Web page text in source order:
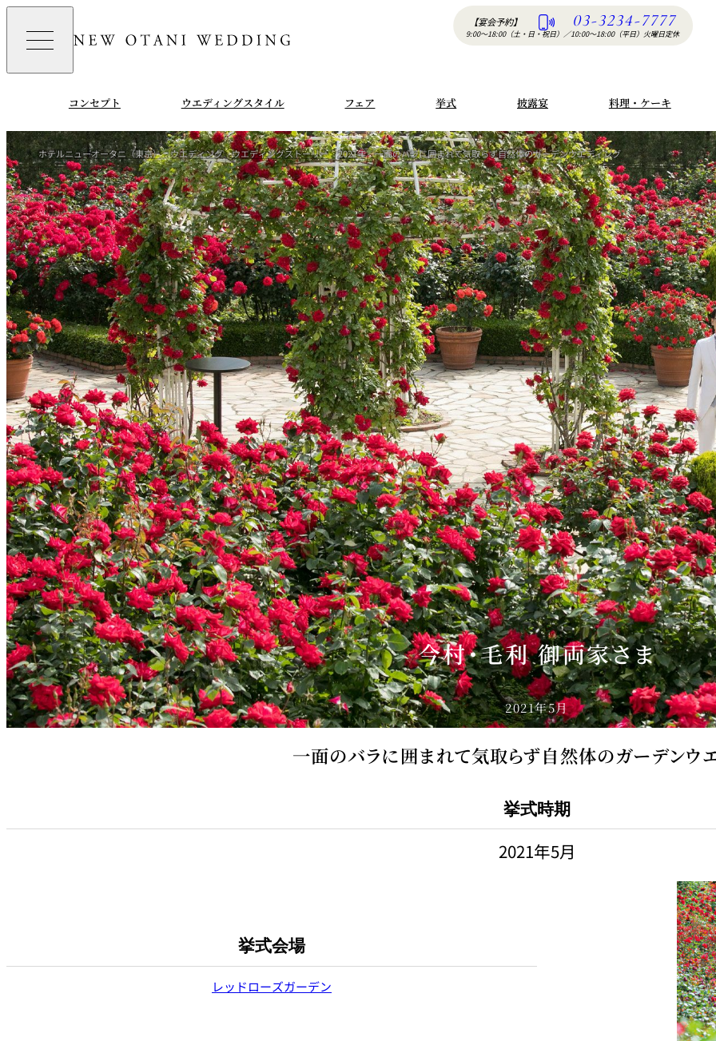
コンセプト ウエディングスタイル フェア 挙式 披露宴 料理・ケーキ
今村・毛利 御両家さま
2021年5月
ホテルニューオータニ（東京） ウエディング ウエディングストーリー 2021年 一面のバラに囲まれて気取らず自然体のガーデンウエディング
一面のバラに囲まれて気取らず自然体のガーデンウ
挙式時期
2021年5月
挙式会場
レッドローズガーデン
【宴会予約】 03-3234-7777
9:00〜18:00（土・日・祝日） ／10:00〜18:00（平日）火曜日定休